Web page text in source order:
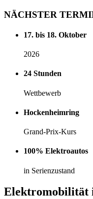
NÄCHSTER
17. bis 18. Oktober
2026
24 Stunden
Wettbewerb
Hockenheimring
Grand-Prix-Kurs
100% Elektroautos
in Serienzustand
Elektromobilität